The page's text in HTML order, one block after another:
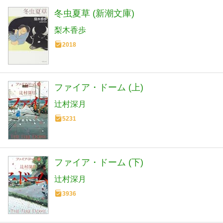
冬虫夏草 (新潮文庫)
梨木香歩
2018
ファイア・ドーム (上)
辻村深月
5231
ファイア・ドーム (下)
辻村深月
3936